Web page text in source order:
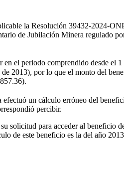
la Resolución 39432-2024-
de Jubilación Minera regulado
el periodo comprendido desde el
2013), por lo que el monto del
un cálculo erróneo del
percibir.
solicitud para acceder al beneficio
de este beneficio es la del año